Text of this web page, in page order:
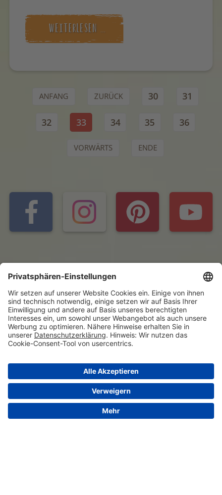
WEITERLESEN …
ANFANG ZURÜCK 30 31
32 33 34 35 36
VORWÄRTS ENDE